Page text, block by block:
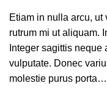
Etiam in nulla arcu,
rutrum mi ut aliquam.
Integer sagittis neque
vulputate. Donec
molestie purus porta…